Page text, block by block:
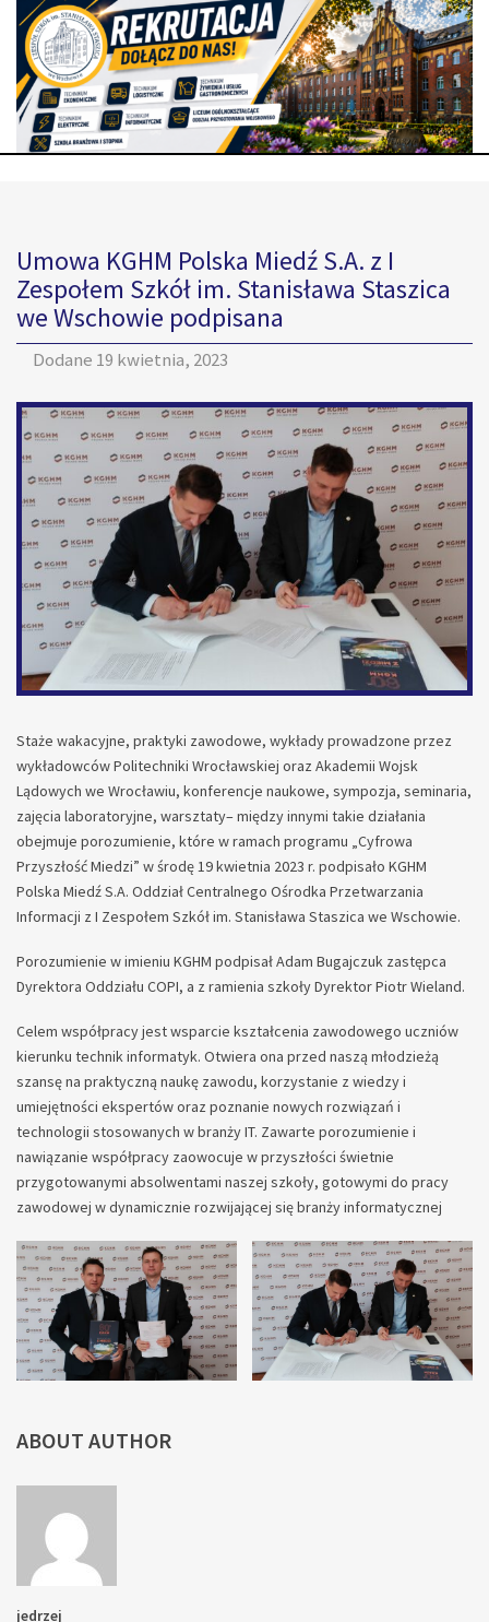
Umowa KGHM Polska Miedź S.A. z I
Zespołem Szkół im. Stanisława Staszica
we Wschowie podpisana
Dodane 19 kwietnia, 2023
Staże wakacyjne, praktyki zawodowe, wykłady prowadzone przez
wykładowców Politechniki Wrocławskiej oraz Akademii Wojsk
Lądowych we Wrocławiu, konferencje naukowe, sympozja, seminaria,
zajęcia laboratoryjne, warsztaty– między innymi takie działania
obejmuje porozumienie, które w ramach programu „Cyfrowa
Przyszłość Miedzi” w środę 19 kwietnia 2023 r. podpisało KGHM
Polska Miedź S.A. Oddział Centralnego Ośrodka Przetwarzania
Informacji z I Zespołem Szkół im. Stanisława Staszica we Wschowie.
Porozumienie w imieniu KGHM podpisał Adam Bugajczuk zastępca
Dyrektora Oddziału COPI, a z ramienia szkoły Dyrektor Piotr Wieland.
Celem współpracy jest wsparcie kształcenia zawodowego uczniów
kierunku technik informatyk. Otwiera ona przed naszą młodzieżą
szansę na praktyczną naukę zawodu, korzystanie z wiedzy i
umiejętności ekspertów oraz poznanie nowych rozwiązań i
technologii stosowanych w branży IT. Zawarte porozumienie i
nawiązanie współpracy zaowocuje w przyszłości świetnie
przygotowanymi absolwentami naszej szkoły, gotowymi do pracy
zawodowej w dynamicznie rozwijającej się branży informatycznej
ABOUT AUTHOR
jedrzej